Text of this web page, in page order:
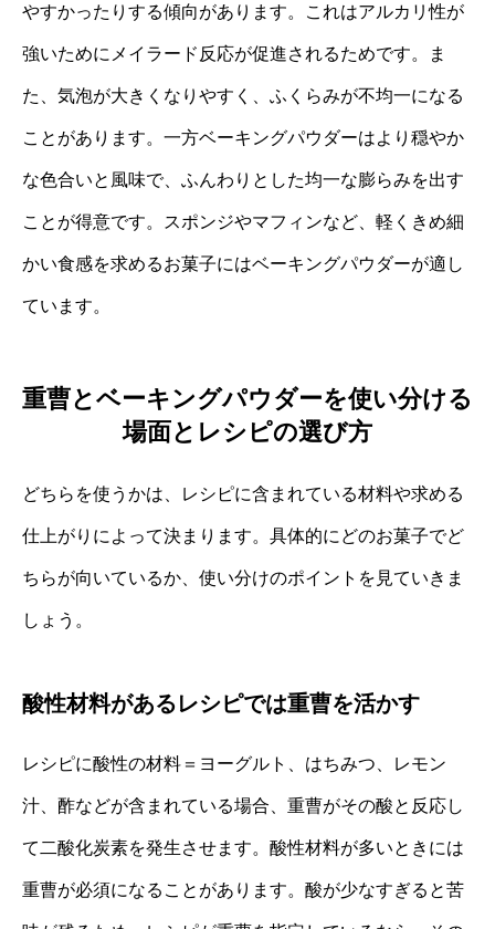
やすかったりする傾向があります。これはアルカリ性が
強いためにメイラード反応が促進されるためです。ま
た、気泡が大きくなりやすく、ふくらみが不均一になる
ことがあります。一方ベーキングパウダーはより穏やか
な色合いと風味で、ふんわりとした均一な膨らみを出す
ことが得意です。スポンジやマフィンなど、軽くきめ細
かい食感を求めるお菓子にはベーキングパウダーが適し
ています。
重曹とベーキングパウダーを使い分ける
場面とレシピの選び方
どちらを使うかは、レシピに含まれている材料や求める
仕上がりによって決まります。具体的にどのお菓子でど
ちらが向いているか、使い分けのポイントを見ていきま
しょう。
酸性材料があるレシピでは重曹を活かす
レシピに酸性の材料＝ヨーグルト、はちみつ、レモン
汁、酢などが含まれている場合、重曹がその酸と反応し
て二酸化炭素を発生させます。酸性材料が多いときには
重曹が必須になることがあります。酸が少なすぎると苦